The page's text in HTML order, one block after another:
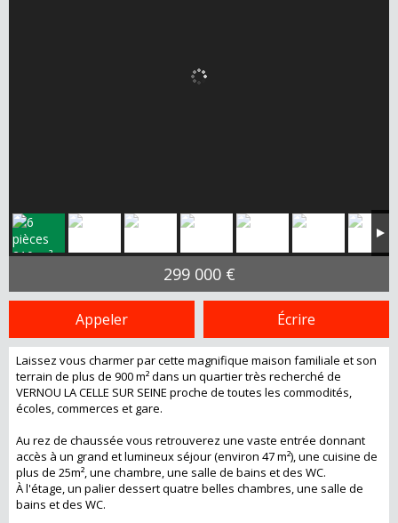
299 000 €
Appeler Écrire
Laissez vous charmer par cette magnifique maison familiale et son
terrain de plus de 900 m² dans un quartier très recherché de
VERNOU LA CELLE SUR SEINE proche de toutes les commodités,
écoles, commerces et gare.
Au rez de chaussée vous retrouverez une vaste entrée donnant
accès à un grand et lumineux séjour (environ 47 m²), une cuisine de
plus de 25m², une chambre, une salle de bains et des WC.
À l'étage, un palier dessert quatre belles chambres, une salle de
bains et des WC.